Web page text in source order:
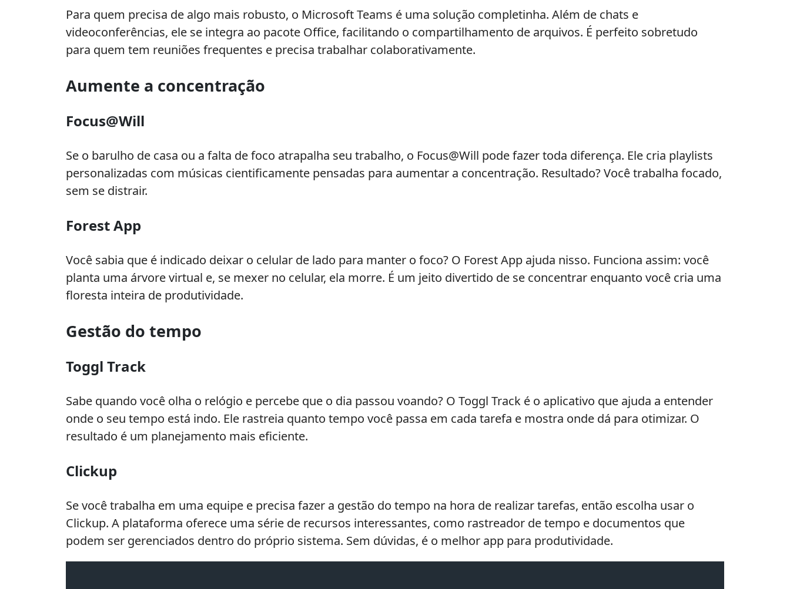
Para quem precisa de algo mais robusto, o Microsoft Teams é uma solução completinha. Além de chats e
videoconferências, ele se integra ao pacote Office, facilitando o compartilhamento de arquivos. É perfeito sobretudo
para quem tem reuniões frequentes e precisa trabalhar colaborativamente.
Aumente a concentração
Focus@Will
Se o barulho de casa ou a falta de foco atrapalha seu trabalho, o Focus@Will pode fazer toda diferença. Ele cria playlists
personalizadas com músicas cientificamente pensadas para aumentar a concentração. Resultado? Você trabalha focado,
sem se distrair.
Forest App
Você sabia que é indicado deixar o celular de lado para manter o foco? O Forest App ajuda nisso. Funciona assim: você
planta uma árvore virtual e, se mexer no celular, ela morre. É um jeito divertido de se concentrar enquanto você cria uma
floresta inteira de produtividade.
Gestão do tempo
Toggl Track
Sabe quando você olha o relógio e percebe que o dia passou voando? O Toggl Track é o aplicativo que ajuda a entender
onde o seu tempo está indo. Ele rastreia quanto tempo você passa em cada tarefa e mostra onde dá para otimizar. O
resultado é um planejamento mais eficiente.
Clickup
Se você trabalha em uma equipe e precisa fazer a gestão do tempo na hora de realizar tarefas, então escolha usar o
Clickup. A plataforma oferece uma série de recursos interessantes, como rastreador de tempo e documentos que
podem ser gerenciados dentro do próprio sistema. Sem dúvidas, é o melhor app para produtividade.